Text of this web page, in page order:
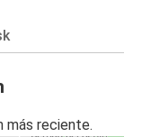
más reciente.